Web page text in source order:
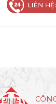
LIÊN